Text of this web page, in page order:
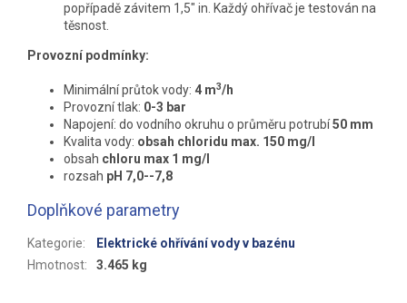
popřípadě závitem 1,5" in. Každý ohřívač je testován na
těsnost.
Provozní podmínky:
Minimální průtok vody: 4 m3/h
Provozní tlak: 0-3 bar
Napojení: do vodního okruhu o průměru potrubí50 mm
Kvalita vody: obsah chloridu max. 150 mg/l
obsah chloru max 1 mg/l
rozsah pH 7,0--7,8
Doplňkové parametry
Kategorie:
Elektrické ohřívání vody v bazénu
Hmotnost: 3.465 kg